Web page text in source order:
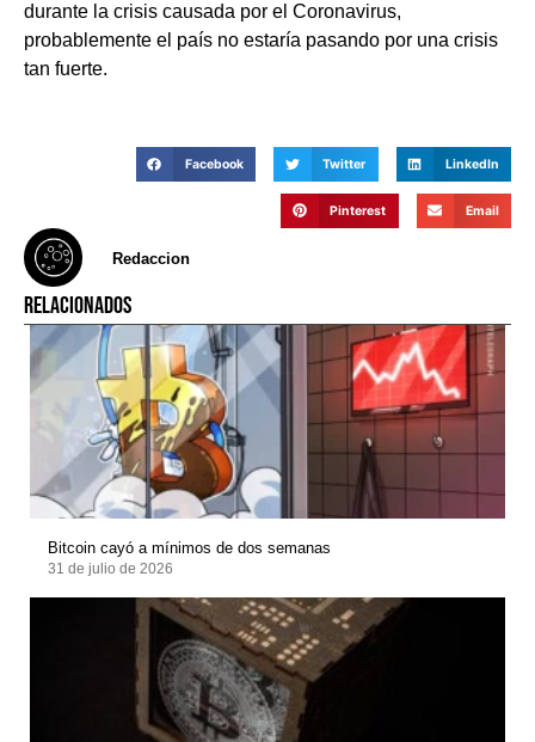
durante la crisis causada por el Coronavirus,
probablemente el país no estaría pasando por una crisis
tan fuerte.
Facebook Twitter LinkedIn
Pinterest Email
Redaccion
RELACIONADOS
Bitcoin cayó a mínimos de dos semanas
31 de julio de 2026